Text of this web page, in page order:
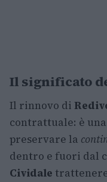
Il significato
Il rinnovo di
contrattuale: è
preservare la
dentro e fuori dal
Cividale